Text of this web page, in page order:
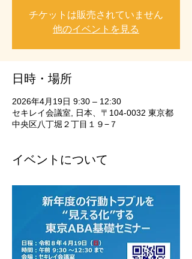
チケットは販売されていません
他のイベントを見る
日時・場所
2026年4月19日 9:30 – 12:30
セキレイ会議室, 日本、〒104-0032 東京都
中央区八丁堀２丁目１９−７
イベントについて